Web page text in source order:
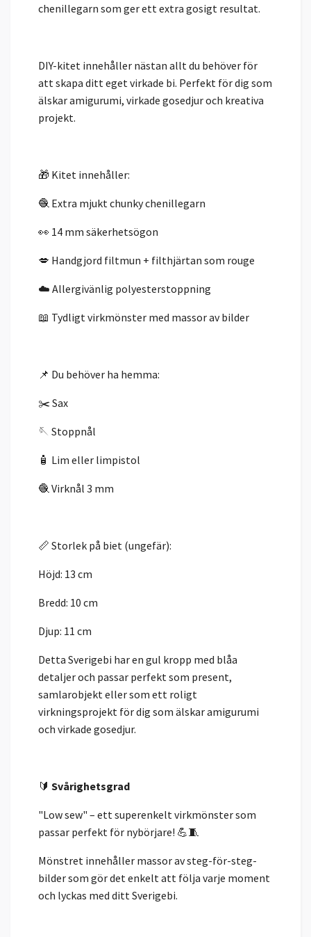
chenillegarn som ger ett extra gosigt resultat.
DIY-kitet innehåller nästan allt du behöver för
att skapa ditt eget virkade bi. Perfekt för dig som
älskar amigurumi, virkade gosedjur och kreativa
projekt.
🎁 Kitet innehåller:
🧶 Extra mjukt chunky chenillegarn
👀 14 mm säkerhetsögon
💋 Handgjord filtmun + filthjärtan som rouge
☁️ Allergivänlig polyesterstoppning
📖 Tydligt virkmönster med massor av bilder
📌 Du behöver ha hemma:
✂️ Sax
🪡 Stoppnål
🧴 Lim eller limpistol
🧶 Virknål 3 mm
📏 Storlek på biet (ungefär):
Höjd: 13 cm
Bredd: 10 cm
Djup: 11 cm
Detta Sverigebi har en gul kropp med blåa
detaljer och passar perfekt som present,
samlarobjekt eller som ett roligt
virkningsprojekt för dig som älskar amigurumi
och virkade gosedjur.
🔰 Svårighetsgrad
"Low sew" – ett superenkelt virkmönster som
passar perfekt för nybörjare! 💪🧵
Mönstret innehåller massor av steg-för-steg-
bilder som gör det enkelt att följa varje moment
och lyckas med ditt Sverigebi.